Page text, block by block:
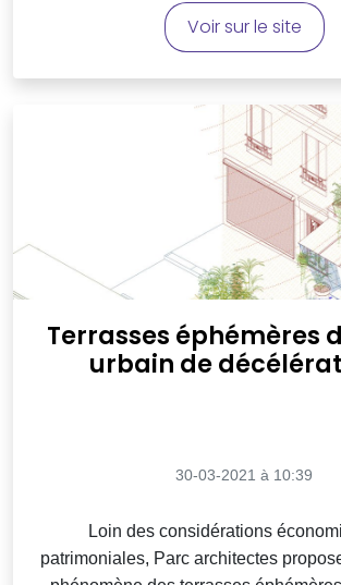
Voir sur le site
Terrasses éphémères
urbain de
30-03-2021 à 10:39
Loin des considérations
patrimoniales, Parc architectes